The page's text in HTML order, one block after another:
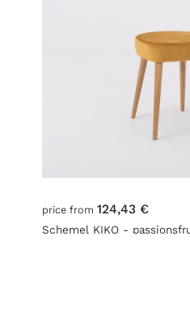
price from 124,43 €
Schemel KIKO -